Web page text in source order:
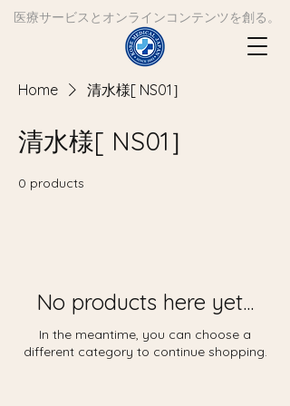
​医療サービスとオンラインコンテンツを創る。
Home 清水様[ NS01］
清水様[ NS01］
0 products
No products here yet...
In the meantime, you can choose a
different category to continue shopping.